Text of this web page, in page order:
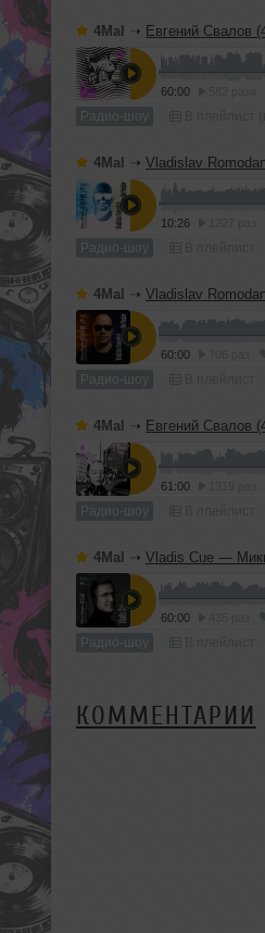
4Mal ➝ Евгений Свалов (4Mal),
60:00
Радио-шоу
4Mal ➝ Vladislav Romodan pres. Vlad Positive —
10:26
Радио-шоу
4Mal ➝ Vladislav Romodan pres. Vlad Positive —
60:00
Радио-шоу
4Mal ➝ Евгений Свалов (4Mal),
61:00
Радио-шоу
4Mal ➝ Vladis Cue — Микшер Русской
60:00
Радио-шоу
КОММЕНТАРИИ